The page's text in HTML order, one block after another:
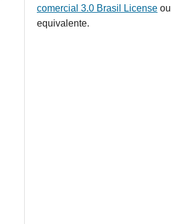
comercial 3.0 Brasil License
equivalente.